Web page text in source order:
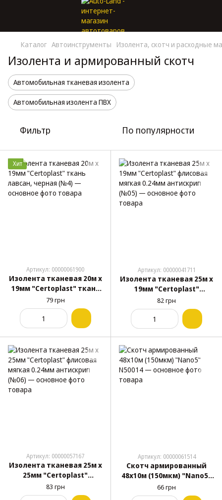
Каталог Автоинструменты Изолента, скотч и расходные
Изолента и армированный скотч
Автомобильная тканевая изолента
Автомобильная изолента ПВХ
Фильтр По популярности
Хит
Артикул: 00000061900
Изолента тканевая 20м х
19мм "Сertoplast" ткань
лавсан, черная (№4)
79 грн
Артикул: 00000041711
Изолента тканевая 25м х
19мм "Сertoplast"
флисовая мягкая 0.24мм
антискрип (№05)
82 грн
Артикул: 00000057167
Изолента тканевая 25м х
25мм "Сertoplast"
флисовая мягкая 0.24мм
антискрип (№06)
83 грн
Артикул: 00000061514
Скотч армированный
48х10м (150мкм) "Nano5"
N50014
66 грн